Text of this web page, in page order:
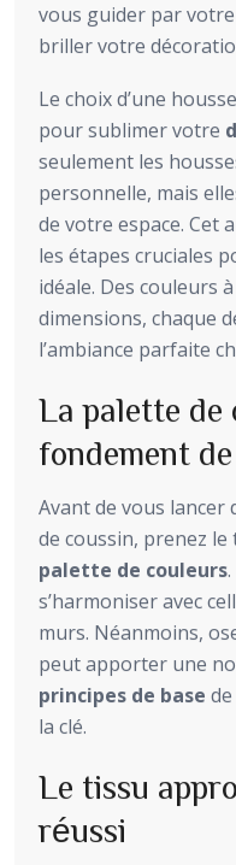
vous guider par
briller votre
Le choix d’une
pour sublimer votre
seulement les
personnelle, mais
de votre espace. Cet
les étapes cruciales
idéale. Des couleurs
dimensions, chaque
l’ambiance parfaite
La palette de
fondement
Avant de vous lancer
de coussin, prenez le
palette de couleurs
s’harmoniser avec
murs. Néanmoins,
peut apporter une
principes de base
la clé.
Le tissu
réussi